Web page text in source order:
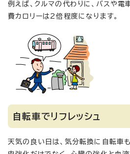
例えば、クルマの代わりに、バスや電
費カロリーは2倍程度になります。
自転車でリフレッシュ
天気の良い日は、気分転換に自転車